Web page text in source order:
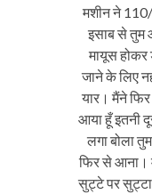
मशीन ने
इसाब से तुम
मायूस होकर
जाने के लिए
यार। मैंने
आया हूँ इतनी
लगा बोला
फिर से आना।
सुट्टे पर